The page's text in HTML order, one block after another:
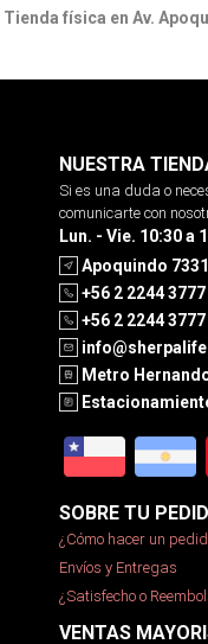
Tienda física en Av.
NUESTRA
Si es una duda o
comunicarte con
Lun. - Vie. 10:30 a
Apoquindo
+56 2 2244 3777
+56 2 2244 3777
Metro
SOBRE TU
¿Cómo hacer un
Envíos y Entregas
¿Satisfecho o
VENTAS